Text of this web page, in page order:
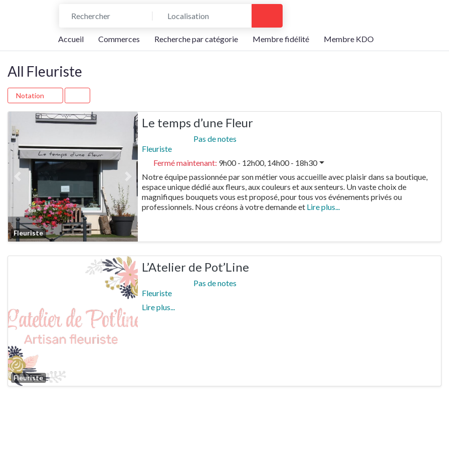
Accueil Commerces Recherche par catégorie Membre fidélité Membre KDO
All Fleuriste
Notation
Favorite
Fleuriste
Previous Next
Le temps d’une Fleur
Pas de notes
Fleuriste
Fermé maintenant: 9h00 - 12h00, 14h00 - 18h30
Notre équipe passionnée par son métier vous accueille avec plaisir dans sa boutique,
espace unique dédié aux fleurs, aux couleurs et aux senteurs. Un vaste choix de
magnifiques bouquets vous est proposé, pour tous vos événements privés ou
professionnels. Nous créons à votre demande et Lire plus...
Fleuriste
Previous Next
L’Atelier de Pot’Line
Pas de notes
Fleuriste
Lire plus...